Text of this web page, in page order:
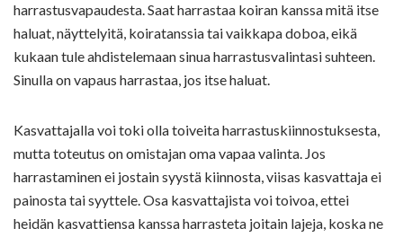
harrastusvapaudesta. Saat harrastaa koiran kanssa mitä itse
haluat, näyttelyitä, koiratanssia tai vaikkapa doboa, eikä
kukaan tule ahdistelemaan sinua harrastusvalintasi suhteen.
Sinulla on vapaus harrastaa, jos itse haluat.
Kasvattajalla voi toki olla toiveita harrastuskiinnostuksesta,
mutta toteutus on omistajan oma vapaa valinta. Jos
harrastaminen ei jostain syystä kiinnosta, viisas kasvattaja ei
painosta tai syyttele. Osa kasvattajista voi toivoa, ettei
heidän kasvattiensa kanssa harrasteta joitain lajeja, koska ne